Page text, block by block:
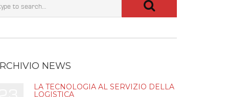
NEWS
LA TECNOLOGIA AL SERVIZIO DELLA
LOGISTICA